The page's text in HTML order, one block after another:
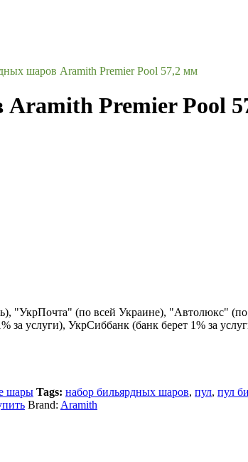
шаров Aramith Premier Pool 57,2 мм
Premier Pool
"УкрПочта" (по всей Украине), "Автолюкс"
за услуги), УкрСиббанк (банк берет 1% за
шары Tags: набор бильярдных шаров, пул, пул
Brand: Aramith